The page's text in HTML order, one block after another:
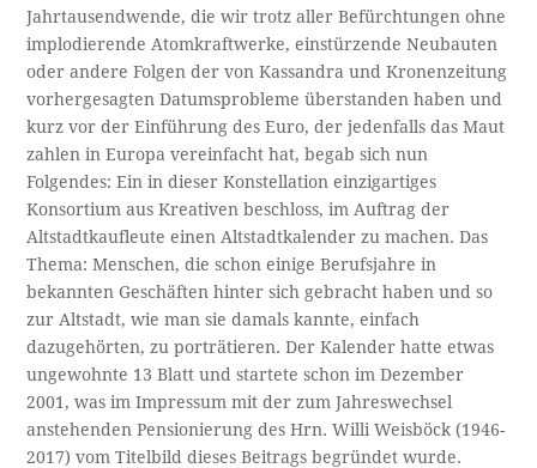
Jahrtausendwende, die wir trotz aller Befürchtungen ohne
implodierende Atomkraftwerke, einstürzende Neubauten
oder andere Folgen der von Kassandra und Kronenzeitung
vorhergesagten Datumsprobleme überstanden haben und
kurz vor der Einführung des Euro, der jedenfalls das Maut
zahlen in Europa vereinfacht hat, begab sich nun
Folgendes: Ein in dieser Konstellation einzigartiges
Konsortium aus Kreativen beschloss, im Auftrag der
Altstadtkaufleute einen Altstadtkalender zu machen. Das
Thema: Menschen, die schon einige Berufsjahre in
bekannten Geschäften hinter sich gebracht haben und so
zur Altstadt, wie man sie damals kannte, einfach
dazugehörten, zu porträtieren. Der Kalender hatte etwas
ungewohnte 13 Blatt und startete schon im Dezember
2001, was im Impressum mit der zum Jahreswechsel
anstehenden Pensionierung des Hrn. Willi Weisböck (1946-
2017) vom Titelbild dieses Beitrags begründet wurde.